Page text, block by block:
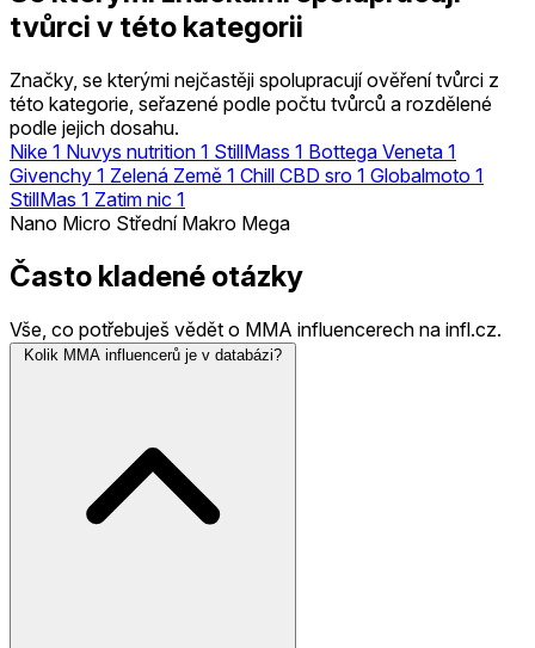
tvůrci v této kategorii
Značky, se kterými nejčastěji spolupracují ověření tvůrci z
této kategorie, seřazené podle počtu tvůrců a rozdělené
podle jejich dosahu.
Nike 1 Nuvys nutrition 1 StillMass 1 Bottega Veneta 1
Givenchy 1 Zelená Země 1 Chill CBD sro 1 Globalmoto 1
StillMas 1 Zatim nic 1
Nano Micro Střední Makro Mega
Často kladené otázky
Vše, co potřebuješ vědět o MMA influencerech na infl.cz.
Kolik MMA influencerů je v databázi?